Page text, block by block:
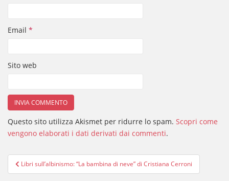
Email *
Sito web
Questo sito utilizza Akismet per ridurre lo spam. Scopri come
vengono elaborati i dati derivati dai commenti.
Navigazione
articoli
Libri sull’albinismo: “La bambina di neve” di Cristiana Cerroni